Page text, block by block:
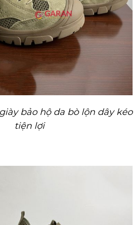
bảo hộ da bò lộn dây kéo
tiện lợi